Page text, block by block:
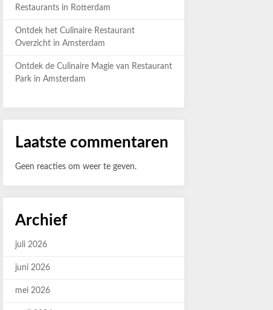
Restaurants in Rotterdam
Ontdek het Culinaire Restaurant
Overzicht in Amsterdam
Ontdek de Culinaire Magie van Restaurant
Park in Amsterdam
Laatste commentaren
Geen reacties om weer te geven.
Archief
juli 2026
juni 2026
mei 2026